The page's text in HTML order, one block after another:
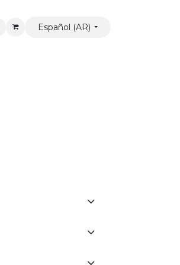
Español (AR)